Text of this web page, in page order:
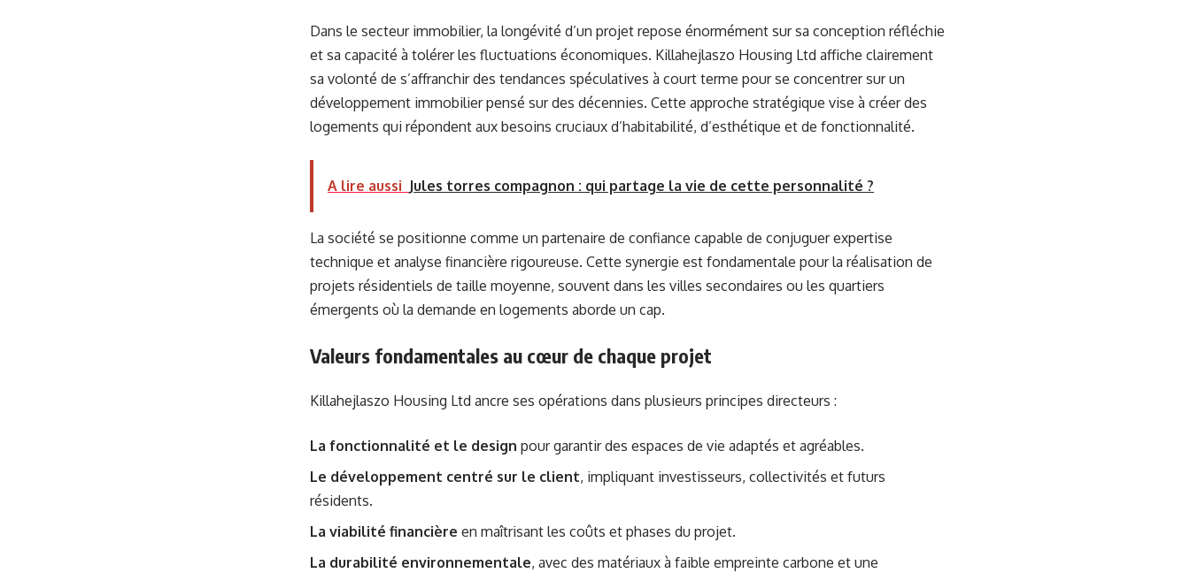
Dans le secteur immobilier, la longévité d’un projet repose énormément sur sa conception réfléchie
et sa capacité à tolérer les fluctuations économiques. Killahejlaszo Housing Ltd affiche clairement
sa volonté de s’affranchir des tendances spéculatives à court terme pour se concentrer sur un
développement immobilier pensé sur des décennies. Cette approche stratégique vise à créer des
logements qui répondent aux besoins cruciaux d’habitabilité, d’esthétique et de fonctionnalité.
A lire aussi Jules torres compagnon : qui partage la vie de cette personnalité ?
La société se positionne comme un partenaire de confiance capable de conjuguer expertise
technique et analyse financière rigoureuse. Cette synergie est fondamentale pour la réalisation de
projets résidentiels de taille moyenne, souvent dans les villes secondaires ou les quartiers
émergents où la demande en logements aborde un cap.
Valeurs fondamentales au cœur de chaque projet
Killahejlaszo Housing Ltd ancre ses opérations dans plusieurs principes directeurs :
La fonctionnalité et le design pour garantir des espaces de vie adaptés et agréables.
Le développement centré sur le client, impliquant investisseurs, collectivités et futurs
résidents.
La viabilité financière en maîtrisant les coûts et phases du projet.
La durabilité environnementale, avec des matériaux à faible empreinte carbone et une